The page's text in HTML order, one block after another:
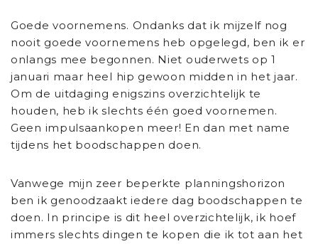
Goede voornemens. Ondanks dat ik mijzelf nog
nooit goede voornemens heb opgelegd, ben ik er
onlangs mee begonnen. Niet ouderwets op 1
januari maar heel hip gewoon midden in het jaar.
Om de uitdaging enigszins overzichtelijk te
houden, heb ik slechts één goed voornemen.
Geen impulsaankopen meer! En dan met name
tijdens het boodschappen doen.
Vanwege mijn zeer beperkte planningshorizon
ben ik genoodzaakt iedere dag boodschappen te
doen. In principe is dit heel overzichtelijk, ik hoef
immers slechts dingen te kopen die ik tot aan het